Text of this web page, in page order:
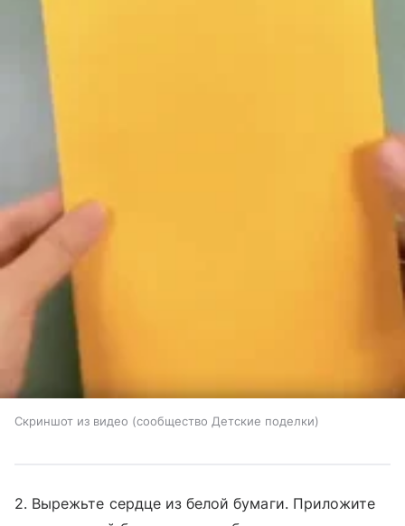
Скриншот из видео (сообщество Детские поделки)
2. Вырежьте сердце из белой бумаги. Приложите